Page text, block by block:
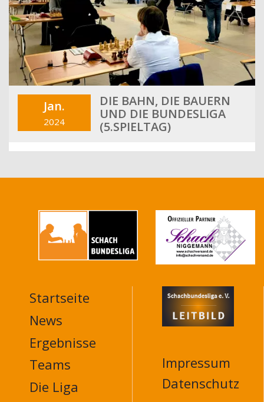
Jan.
2024
DIE BAHN, DIE BAUERN
UND DIE BUNDESLIGA
(5.SPIELTAG)
MAIN
NAVIGATION
FOOTER
Startseite
News
Ergebnisse
Teams
Die Liga
Impressum
Datenschutz